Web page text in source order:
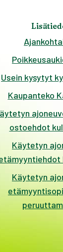
Usein kysytyt
Kaupanteko
ostoehdot
Käytetyn
Käytetyn